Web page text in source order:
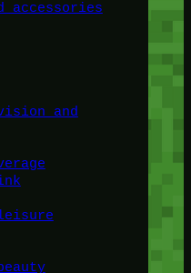
accessories
and